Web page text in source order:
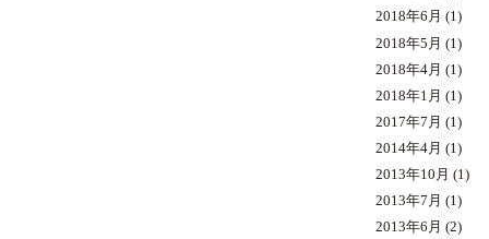
2018年6月 (1)
2018年5月 (1)
2018年4月 (1)
2018年1月 (1)
2017年7月 (1)
2014年4月 (1)
2013年10月 (1)
2013年7月 (1)
2013年6月 (2)